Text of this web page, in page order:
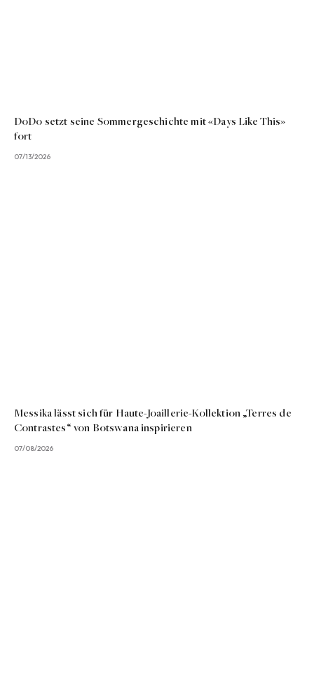
DoDo setzt seine Sommergeschichte mit «Days Like This»
fort
07/13/2026
Messika lässt sich für Haute-Joaillerie-Kollektion „Terres de
Contrastes“ von Botswana inspirieren
07/08/2026